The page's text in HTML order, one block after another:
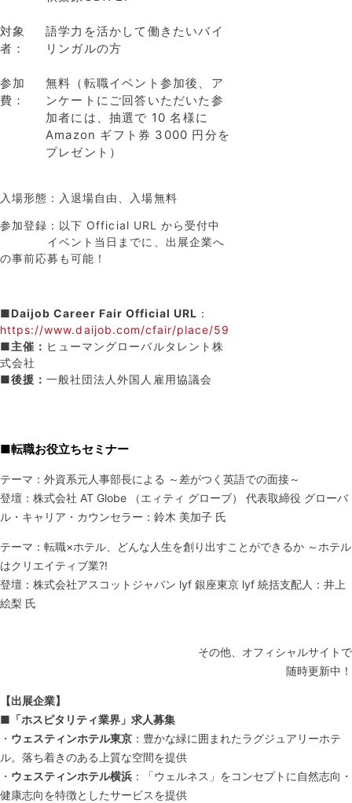
対象
者：
語学力を活かして働きたいバイ
リンガルの方
参加
費：
無料（転職イベント参加後、ア
ンケートにご回答いただいた参
加者には、抽選で 10 名様に
Amazon ギフト券 3000 円分を
プレゼント）
入場形態：入退場自由、入場無料
参加登録：以下 Official URL から受付中
イベント当日までに、出展企業へ
の事前応募も可能！
■Daijob Career Fair Official URL ：
https://www.daijob.com/cfair/place/59
■主催： ヒューマングローバルタレント株
式会社
■後援：一般社団法人外国人雇用協議会
■転職お役立ちセミナー
テーマ：外資系元人事部長による ～差がつく英語での面接～
登壇：株式会社 AT Globe （エィティ グローブ） 代表取締役 グローバ
ル・キャリア・カウンセラー：鈴木 美加子 氏
テーマ：転職×ホテル、どんな人生を創り出すことができるか ～ホテル
はクリエイティブ業?!
登壇：株式会社アスコットジャパン lyf 銀座東京 lyf 統括支配人：井上
絵梨 氏
その他、オフィシャルサイトで
随時更新中！
【出展企業】
■「ホスピタリティ業界」求人募集
・ ウェスティンホテル東京 ：豊かな緑に囲まれたラグジュアリーホテ
ル。落ち着きのある上質な空間を提供
・ ウェスティンホテル横浜 ：「ウェルネス」をコンセプトに自然志向・
健康志向を特徴としたサービスを提供